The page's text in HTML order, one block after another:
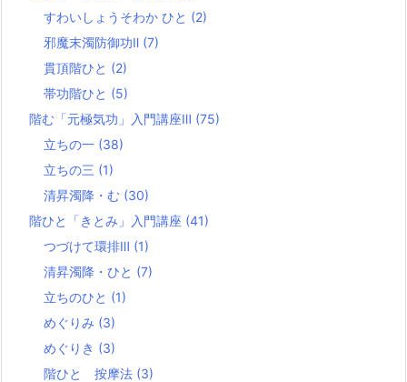
すわいしょうそわか ひと (2)
邪魔末濁防御功Ⅱ (7)
貫頂階ひと (2)
帯功階ひと (5)
階む「元極気功」入門講座Ⅲ (75)
立ちの一 (38)
立ちの三 (1)
清昇濁降・む (30)
階ひと「きとみ」入門講座 (41)
つづけて環排Ⅲ (1)
清昇濁降・ひと (7)
立ちのひと (1)
めぐりみ (3)
めぐりき (3)
階ひと 按摩法 (3)